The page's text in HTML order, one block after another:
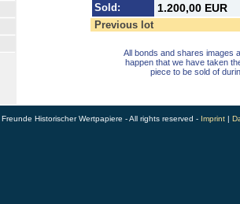
Sold: 1.200,00 EUR
Previous lot
All bonds and shares images
happen that we have taken
piece to be sold of
Historischer Wertpapiere - All rights reserved - Imprint |